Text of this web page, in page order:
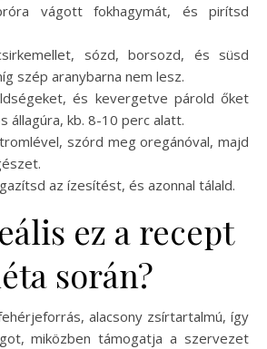
vágott fokhagymát, és pirítsd
sózd, borsozd, és süsd
szép aranybarna nem lesz.
és kevergetve párold őket
állagúra, kb. 8-10 perc alatt.
szórd meg oregánóval, majd
az ízesítést, és azonnal tálald.
ez a recept
során?
alacsony zsírtartalmú, így
miközben támogatja a szervezet